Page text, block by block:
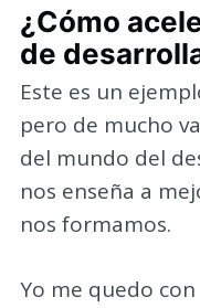
¿Cómo
de
Este es un
pero de mucho
del mundo del
nos enseña a
nos formamos.
Yo me quedo